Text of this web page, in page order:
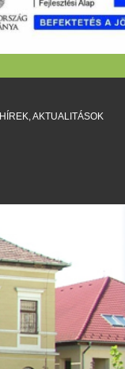
HÍREK, AKTUALITÁSOK